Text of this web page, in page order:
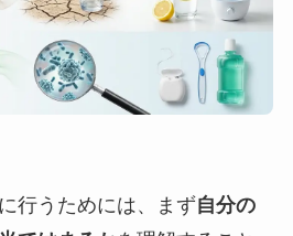
行うためには、まず自分の